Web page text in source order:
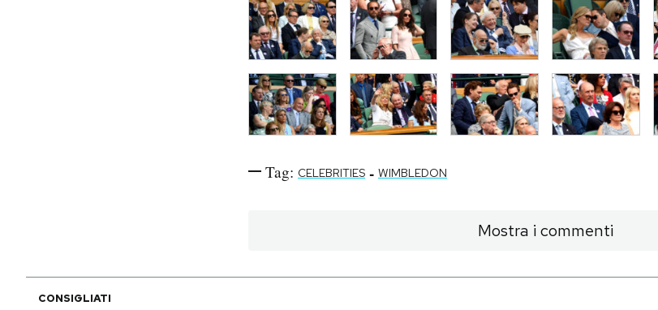
Tag: CELEBRITIES - WIMBLEDON
Mostra i commenti
CONSIGLIATI